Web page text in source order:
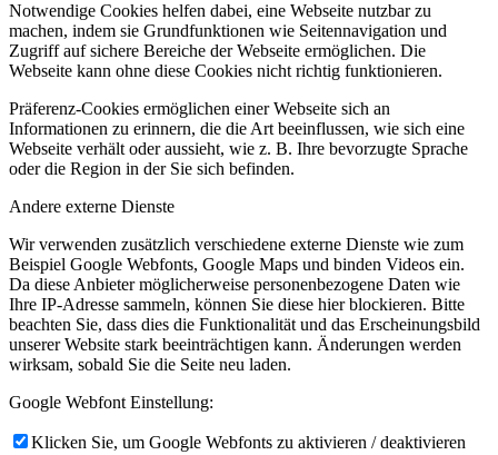
Notwendige Cookies helfen dabei, eine Webseite nutzbar zu
machen, indem sie Grundfunktionen wie Seitennavigation und
Zugriff auf sichere Bereiche der Webseite ermöglichen. Die
Webseite kann ohne diese Cookies nicht richtig funktionieren.
Präferenz-Cookies ermöglichen einer Webseite sich an
Informationen zu erinnern, die die Art beeinflussen, wie sich eine
Webseite verhält oder aussieht, wie z. B. Ihre bevorzugte Sprache
oder die Region in der Sie sich befinden.
Andere externe Dienste
Wir verwenden zusätzlich verschiedene externe Dienste wie zum
Beispiel Google Webfonts, Google Maps und binden Videos ein.
Da diese Anbieter möglicherweise personenbezogene Daten wie
Ihre IP-Adresse sammeln, können Sie diese hier blockieren. Bitte
beachten Sie, dass dies die Funktionalität und das Erscheinungsbild
unserer Website stark beeinträchtigen kann. Änderungen werden
wirksam, sobald Sie die Seite neu laden.
Google Webfont Einstellung:
Klicken Sie, um Google Webfonts zu aktivieren / deaktivieren